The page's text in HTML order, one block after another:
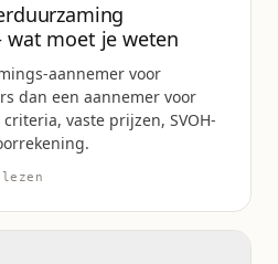
moet je weten
aannemer voor
dan een aannemer voor
vaste prijzen, SVOH-